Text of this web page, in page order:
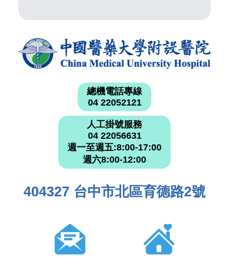
總機電話專線
04 22052121
人工掛號服務
04 22056631
週一至週五:8:00-17:00
週六8:00-12:00
404327 台中市北區育德路2號